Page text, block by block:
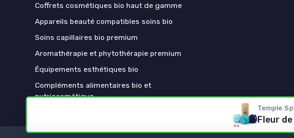
Temple
Fleur
Coffrets cosmétiques bio haut de gamme
Appareils beauté compatibles soins bio
Soins capillaires bio premium
Aromathérapie et phytothérapie premium
Équipements esthétiques bio
Compléments alimentaires bio et
nutricosmétique